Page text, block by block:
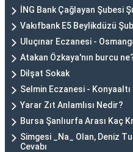
İNG Bank Çağlayan Şubesi
Vakıfbank E5 Beylikdüzü
Uluçınar Eczanesi -
Atakan Özkaya'nın burcu
Dilşat Sokak
Selmin Eczanesi -
Yarar Zıt Anlamlısı Nedir?
Bursa Şanlıurfa Arası Kaç
Simgesi _Na_ Olan, Deniz
Cevabı